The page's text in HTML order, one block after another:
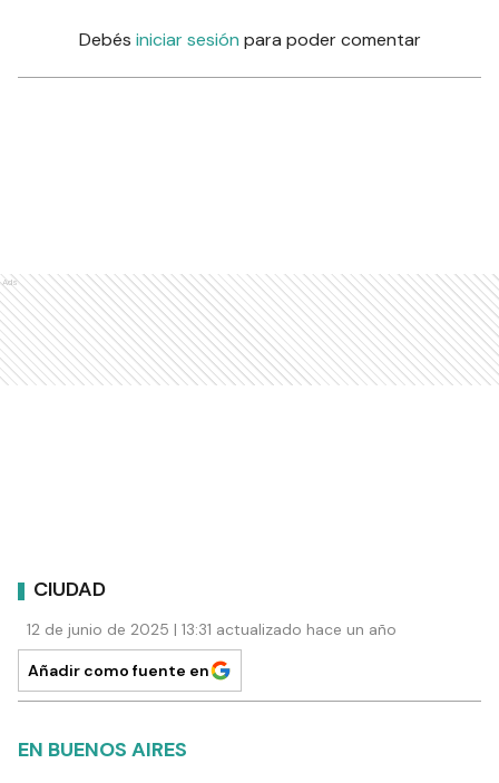
Debés iniciar sesión para poder comentar
Ads
CIUDAD
12 de junio de 2025 | 13:31 actualizado hace un año
Añadir como fuente en
EN BUENOS AIRES